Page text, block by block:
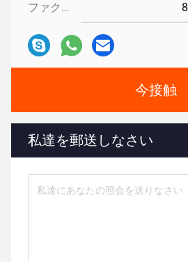
ファクシミリ:
今接触
私達を郵送しなさい